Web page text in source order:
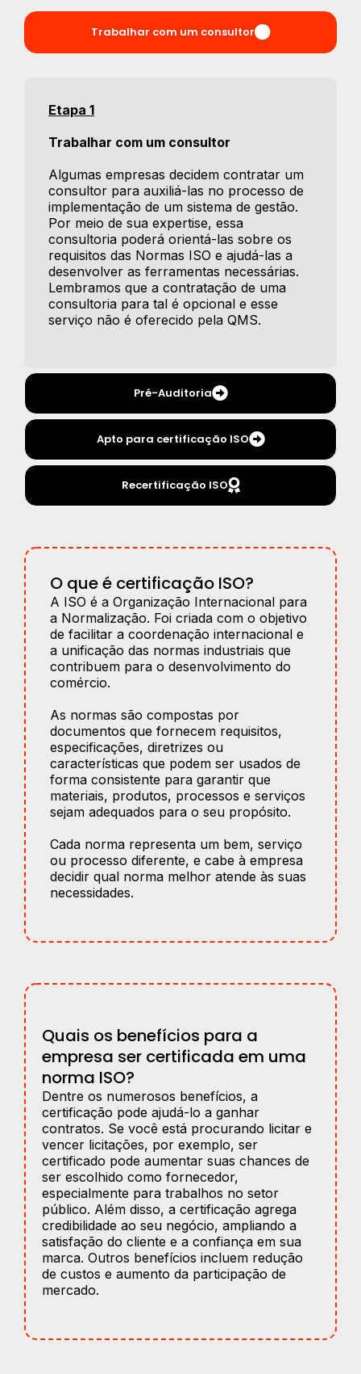
Trabalhar com um consultor
Pré-Auditoria
Apto para certificação ISO
Recertificação ISO
Etapa 1
Trabalhar com um consultor
Algumas empresas decidem contratar um
consultor para auxiliá-las no processo de
implementação de um sistema de gestão.
Por meio de sua expertise, essa
consultoria poderá orientá-las sobre os
requisitos das Normas ISO e ajudá-las a
desenvolver as ferramentas necessárias.
Lembramos que a contratação de uma
consultoria para tal é opcional e esse
serviço não é oferecido pela QMS.
O que é certificação ISO?
A ISO é a Organização Internacional para
a Normalização. Foi criada com o objetivo
de facilitar a coordenação internacional e
a unificação das normas industriais que
contribuem para o desenvolvimento do
comércio.
As normas são compostas por
documentos que fornecem requisitos,
especificações, diretrizes ou
características que podem ser usados de
forma consistente para garantir que
materiais, produtos, processos e serviços
sejam adequados para o seu propósito.
Cada norma representa um bem, serviço
ou processo diferente, e cabe à empresa
decidir qual norma melhor atende às suas
necessidades.
Quais os benefícios para a
empresa ser certificada em uma
norma ISO?
Dentre os numerosos benefícios, a
certificação pode ajudá-lo a ganhar
contratos. Se você está procurando licitar e
vencer licitações, por exemplo, ser
certificado pode aumentar suas chances de
ser escolhido como fornecedor,
especialmente para trabalhos no setor
público. Além disso, a certificação agrega
credibilidade ao seu negócio, ampliando a
satisfação do cliente e a confiança em sua
marca. Outros benefícios incluem redução
de custos e aumento da participação de
mercado.